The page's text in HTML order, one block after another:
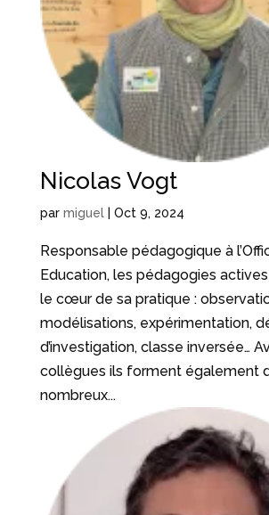
Nicolas Vogt
par miguel| Oct 9, 2024
Responsable pédagogique à
Education, les pédagogies
le cœur de sa pratique :
modélisations, expérimentation,
d’investigation, classe inversée…
collègues ils forment également
nombreux...